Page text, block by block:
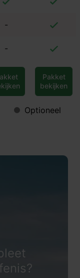
-
-
Pakket
bekijken
Optioneel